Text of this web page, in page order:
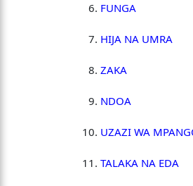
FUNGA
HIJA NA UMRA
ZAKA
NDOA
UZAZI WA
TALAKA NA EDA